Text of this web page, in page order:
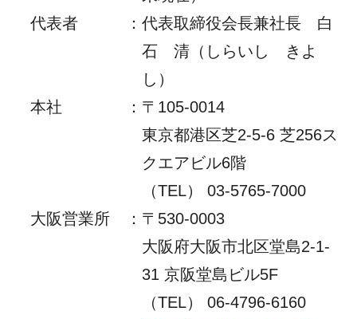
代表者
： 代表取締役会長兼社長 白
石 清（しらいし きよ
し）
本社
： 〒105-0014
東京都港区芝2-5-6 芝256ス
クエアビル6階
（TEL） 03-5765-7000
大阪営業所
： 〒530-0003
大阪府大阪市北区堂島2-1-
31 京阪堂島ビル5F
（TEL） 06-4796-6160